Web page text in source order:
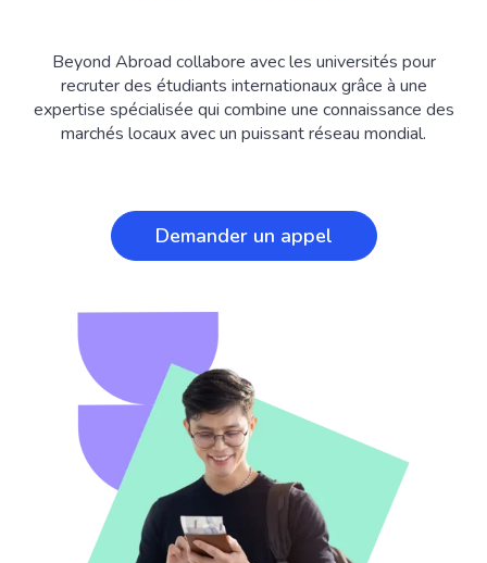
Beyond Abroad collabore avec les universités pour
recruter des étudiants internationaux grâce à une
expertise spécialisée qui combine une connaissance des
marchés locaux avec un puissant réseau mondial.
Demander un appel